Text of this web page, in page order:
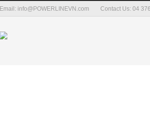
Email: info@POWERLINEVN.com Contact Us: 04